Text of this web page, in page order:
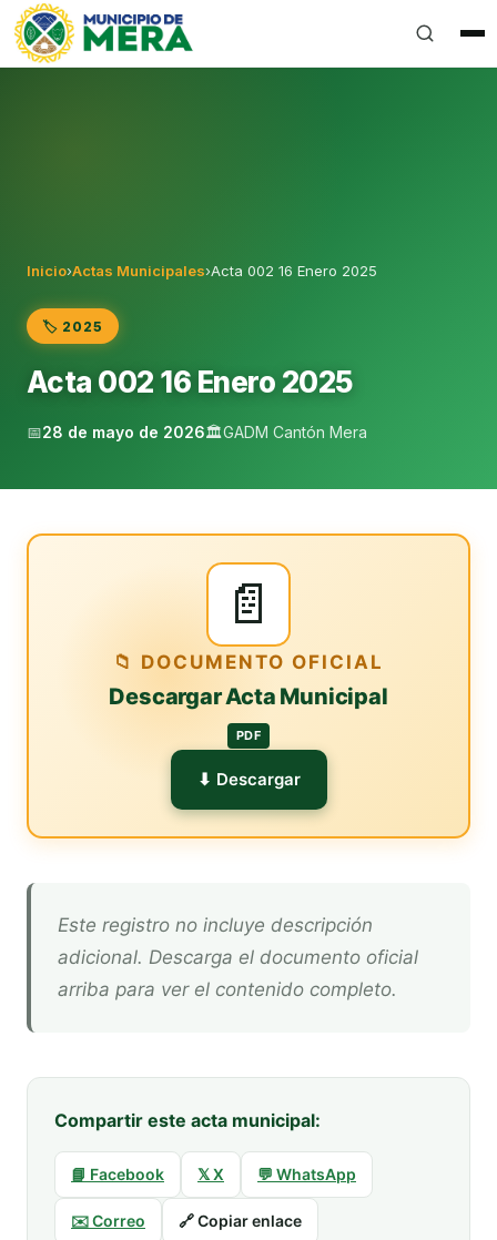
Gobierno Autónomo Descentralizado Municipal del
Inicio›Actas Municipales›Acta 002 16 Enero 2025
🏷️ 2025
Acta 002 16 Enero 2025
📅28 de mayo de 2026🏛️GADM Cantón Mera
📄
📁 DOCUMENTO OFICIAL
Descargar Acta Municipal
PDF
⬇ Descargar
Este registro no incluye descripción
adicional. Descarga el documento oficial
arriba para ver el contenido completo.
Compartir este acta municipal:
📘 Facebook 𝕏 X 💬 WhatsApp
✉️ Correo 🔗 Copiar enlace